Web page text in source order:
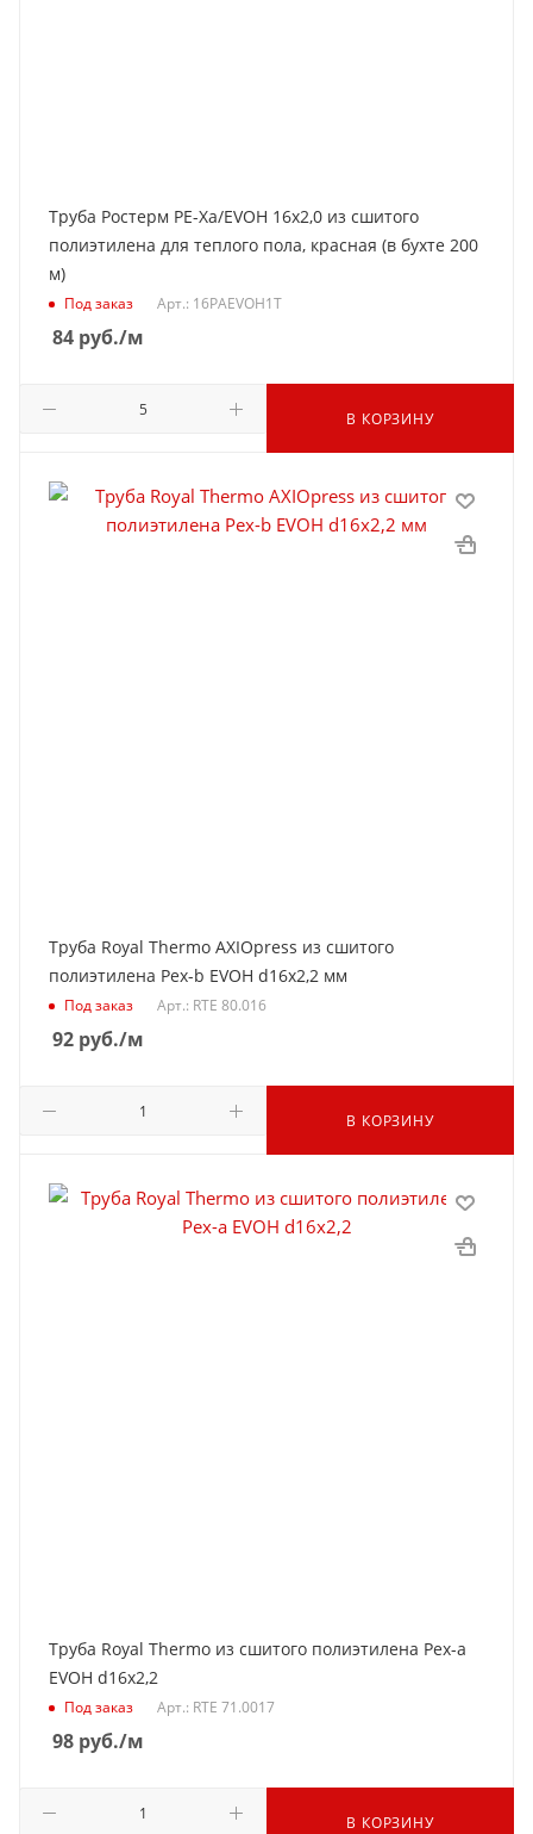
Труба Ростерм PE-Xa/EVOH 16х2,0 из сшитого
полиэтилена для теплого пола, красная (в бухте 200
м)
Под заказ Арт.: 16PAEVOH1T
84 руб./м
В КОРЗИНУ
Труба Royal Thermo AXIOpress из сшитого
полиэтилена Pex-b EVOH d16x2,2 мм
Под заказ Арт.: RTE 80.016
92 руб./м
В КОРЗИНУ
Труба Royal Thermo из сшитого полиэтилена Pex-a
EVOH d16x2,2
Под заказ Арт.: RTE 71.0017
98 руб./м
В КОРЗИНУ